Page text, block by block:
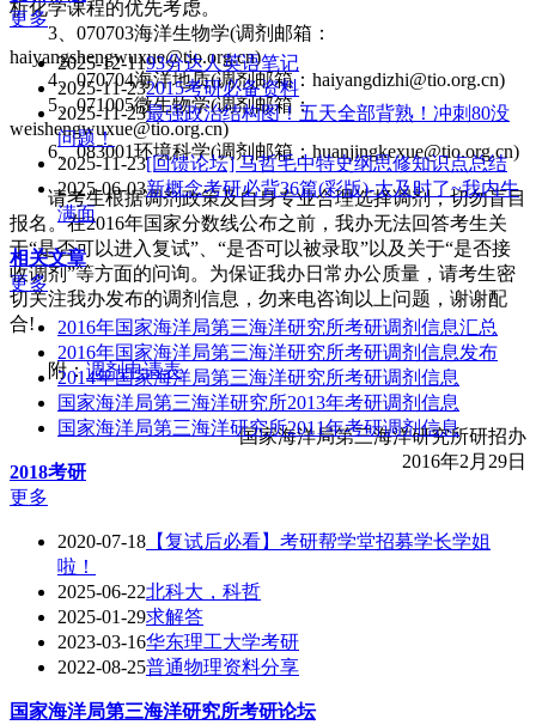
析化学课程的优先考虑。
3、070703海洋生物学(调剂邮箱：
haiyangshengwuxue@tio.org.cn)
4、070704海洋地质(调剂邮箱：haiyangdizhi@tio.org.cn)
5、071005微生物学(调剂邮箱：
weishengwuxue@tio.org.cn)
6、083001环境科学(调剂邮箱：huanjingkexue@tio.org.cn)
请考生根据调剂政策及自身专业合理选择调剂，切勿盲目
报名。在2016年国家分数线公布之前，我办无法回答考生关
于“是否可以进入复试”、“是否可以被录取”以及关于“是否接
收调剂”等方面的问询。为保证我办日常办公质量，请考生密
切关注我办发布的调剂信息，勿来电咨询以上问题，谢谢配
合!
附：调剂申请表
国家海洋局第三海洋研究所研招办
2016年2月29日
更多
2025-12-1193分达人英语笔记
2025-11-232015考研必备资料
2025-11-23最强政治结构图！五天全部背熟！冲刺80没
问题！
2025-11-23[回馈论坛] 马哲毛中特史纲思修知识点总结
2025-06-03新概念考研必背36篇(彩版)-太及时了~我内牛
满面
相关文章
更多
2016年国家海洋局第三海洋研究所考研调剂信息汇总
2016年国家海洋局第三海洋研究所考研调剂信息发布
2014年国家海洋局第三海洋研究所考研调剂信息
国家海洋局第三海洋研究所2013年考研调剂信息
国家海洋局第三海洋研究所2011年考研调剂信息
2018考研
更多
2020-07-18 【复试后必看】考研帮学堂招募学长学姐
啦！
2025-06-22北科大，科哲
2025-01-29求解答
2023-03-16华东理工大学考研
2022-08-25普通物理资料分享
国家海洋局第三海洋研究所考研论坛